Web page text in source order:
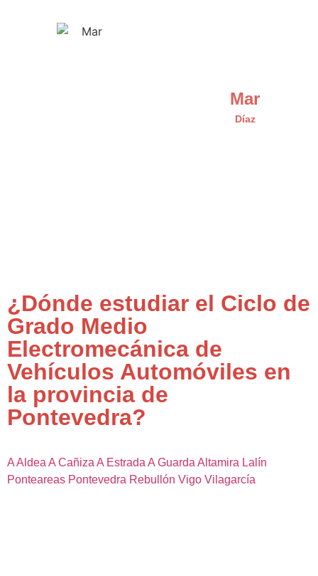
Mar
Díaz
¿Dónde estudiar el Ciclo de
Grado Medio
Electromecánica de
Vehículos Automóviles en
la provincia de
Pontevedra?
A AldeaA CañizaA EstradaA GuardaAltamira Lalín
Ponteareas Pontevedra Rebullón Vigo Vilagarcía